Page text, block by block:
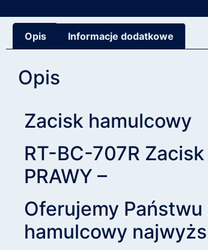
Opis Informacje dodatkowe
Opis
Zacisk hamulcowy
RT-BC-707R
PRAWY –
Oferujemy
hamulcowy